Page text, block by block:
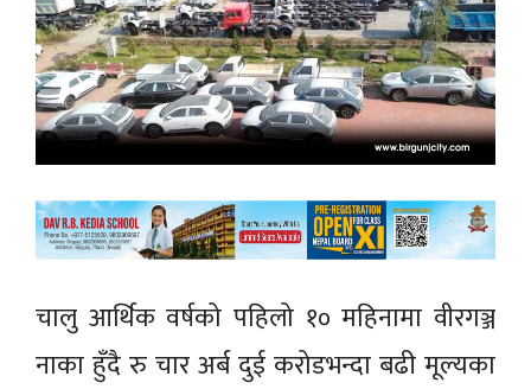
चालु आर्थिक वर्षको पहिलो १० महिनामा वीरगञ्ज
नाका हुँदै रु चार अर्ब दुई करोडभन्दा बढी मूल्यका